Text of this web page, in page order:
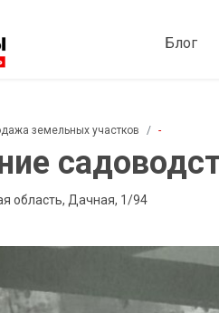
Блог
земельных участков -
область, Дачная, 1/94